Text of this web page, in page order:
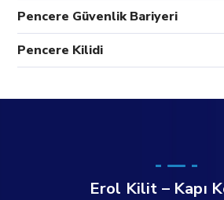
Pencere Güvenlik Bariyeri
Pencere Kilidi
Erol Kilit – Kapı